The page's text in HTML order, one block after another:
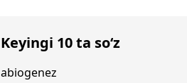
Keyingi 10 ta so‘z
abiogenez